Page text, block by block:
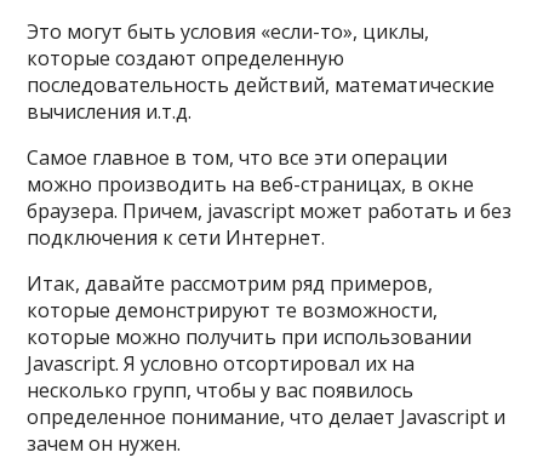
Это могут быть условия «если-то», циклы,
которые создают определенную
последовательность действий, математические
вычисления и.т.д.
Самое главное в том, что все эти операции
можно производить на веб-страницах, в окне
браузера. Причем, javascript может работать и без
подключения к сети Интернет.
Итак, давайте рассмотрим ряд примеров,
которые демонстрируют те возможности,
которые можно получить при использовании
Javascript. Я условно отсортировал их на
несколько групп, чтобы у вас появилось
определенное понимание, что делает Javascript и
зачем он нужен.